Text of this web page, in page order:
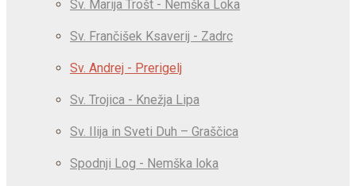
Sv. Marija Trošt - Nemška Loka
Sv. Frančišek Ksaverij - Zadrc
Sv. Andrej - Prerigelj
Sv. Trojica - Knežja Lipa
Sv. Ilija in Sveti Duh – Graščica
Spodnji Log - Nemška loka